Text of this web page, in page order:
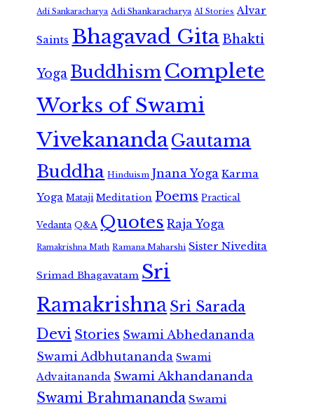
Adi Sankaracharya Adi Shankaracharya AI Stories Alvar
Saints Bhagavad GitaBhakti
Yoga Buddhism Complete
Works of Swami
VivekanandaGautama
Buddha Hinduism Jnana Yoga Karma
Yoga Mataji Meditation Poems Practical
Vedanta Q&A Quotes Raja Yoga
Ramakrishna Math Ramana Maharshi Sister Nivedita
Srimad Bhagavatam Sri
RamakrishnaSri Sarada
Devi Stories Swami Abhedananda
Swami Adbhutananda Swami
Advaitananda Swami Akhandananda
Swami Brahmananda Swami